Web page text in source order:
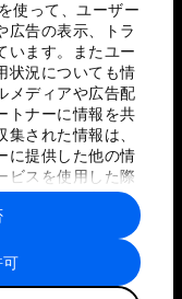
使って、ユーザー
広告の表示、トラ
います。またユー
状況についても情
メディアや広告配
トナーに情報を共
された情報は、
に提供した他の情
ビスを使用した際
合わされ、各パー
ことがありま
可
用規約